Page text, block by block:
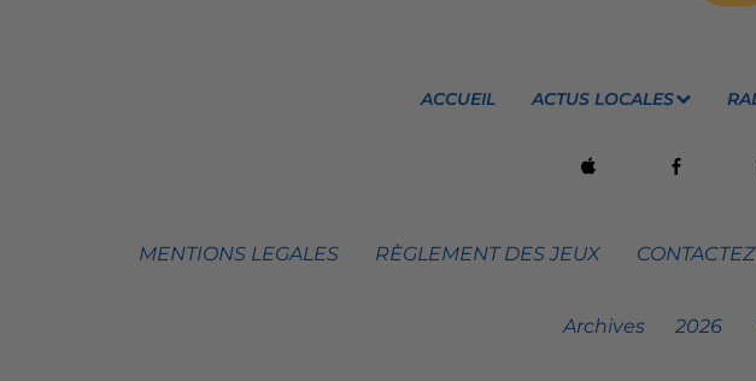
ACCUEIL ACTUS LOCALES
MENTIONS LEGALES RÈGLEMENT DES JEUX
Archives 2026